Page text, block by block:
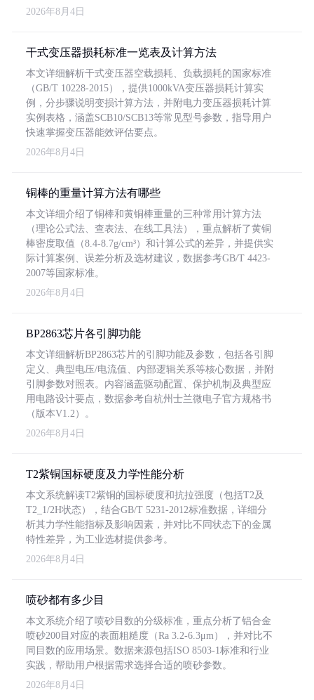
2026年8月4日
干式变压器损耗标准一览表及计算方法
本文详细解析干式变压器空载损耗、负载损耗的国家标准
（GB/T 10228-2015），提供1000kVA变压器损耗计算实
例，分步骤说明变损计算方法，并附电力变压器损耗计算
实例表格，涵盖SCB10/SCB13等常见型号参数，指导用户
快速掌握变压器能效评估要点。
2026年8月4日
铜棒的重量计算方法有哪些
本文详细介绍了铜棒和黄铜棒重量的三种常用计算方法
（理论公式法、查表法、在线工具法），重点解析了黄铜
棒密度取值（8.4-8.7g/cm³）和计算公式的差异，并提供实
际计算案例、误差分析及选材建议，数据参考GB/T 4423-
2007等国家标准。
2026年8月4日
BP2863芯片各引脚功能
本文详细解析BP2863芯片的引脚功能及参数，包括各引脚
定义、典型电压/电流值、内部逻辑关系等核心数据，并附
引脚参数对照表。内容涵盖驱动配置、保护机制及典型应
用电路设计要点，数据参考自杭州士兰微电子官方规格书
（版本V1.2）。
2026年8月4日
T2紫铜国标硬度及力学性能分析
本文系统解读T2紫铜的国标硬度和抗拉强度（包括T2及
T2_1/2H状态），结合GB/T 5231-2012标准数据，详细分
析其力学性能指标及影响因素，并对比不同状态下的金属
特性差异，为工业选材提供参考。
2026年8月4日
喷砂都有多少目
本文系统介绍了喷砂目数的分级标准，重点分析了铝合金
喷砂200目对应的表面粗糙度（Ra 3.2-6.3μm），并对比不
同目数的应用场景。数据来源包括ISO 8503-1标准和行业
实践，帮助用户根据需求选择合适的喷砂参数。
2026年8月4日